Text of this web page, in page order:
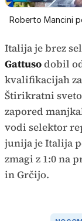
Roberto Mancini
Italija je brez
Gattusodobil
kvalifikacijah
Štirikratni
zapored
vodi selektor
junija je Italija
zmagi z 1:0 na
in Grčijo.